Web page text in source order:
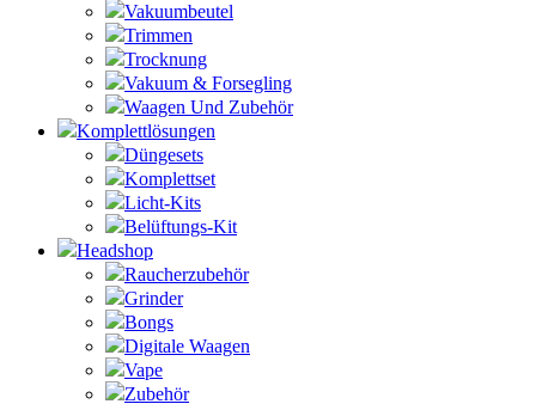
Vakuumbeutel
Trimmen
Trocknung
Vakuum & Forsegling
Waagen Und Zubehör
Komplettlösungen
Düngesets
Komplettset
Licht-Kits
Belüftungs-Kit
Headshop
Raucherzubehör
Grinder
Bongs
Digitale Waagen
Vape
Zubehör